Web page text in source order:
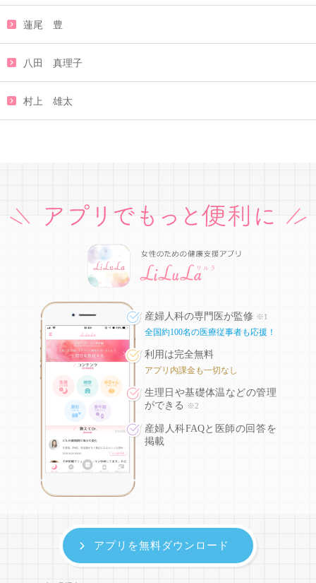
蓮尾 豊
八田 真理子
村上 雄太
産婦人科の専門医が監修 ※1
全国約100名の医療従事者も応援！
利用は完全無料
アプリ内課金も一切なし
生理日や基礎体温などの管理
ができる
※2
産婦人科FAQと医師の回答を
掲載
アプリを無料ダウンロード